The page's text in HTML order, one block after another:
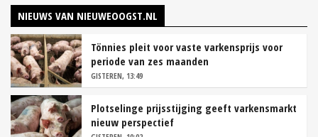
NIEUWS VAN NIEUWEOOGST.NL
Tönnies pleit voor vaste varkensprijs voor
periode van zes maanden
GISTEREN, 13:49
Plotselinge prijsstijging geeft varkensmarkt
nieuw perspectief